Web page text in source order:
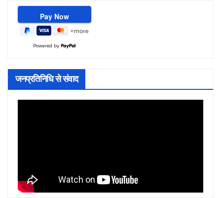
Powered by
जनप्रतिनिधि से संवाद